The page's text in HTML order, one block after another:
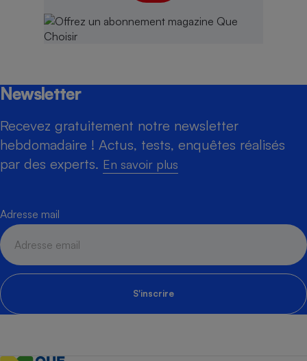
Newsletter
Recevez gratuitement notre newsletter
hebdomadaire ! Actus, tests, enquêtes réalisés
par des experts. En savoir plus
Adresse mail
S'inscrire